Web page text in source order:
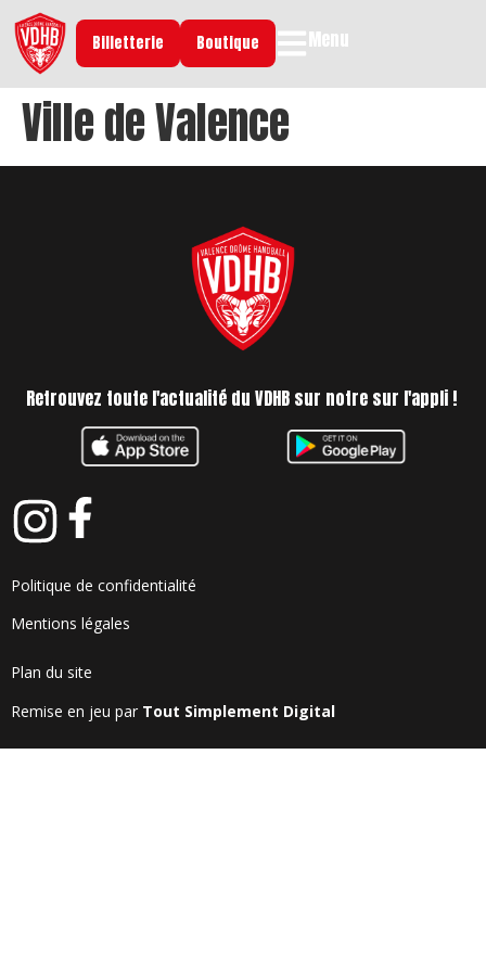
Billetterie Boutique Menu
Ville de Valence
Retrouvez toute l'actualité du VDHB sur notre sur l'appli !
Politique de confidentialité
Mentions légales
Plan du site
Remise en jeu par Tout Simplement Digital